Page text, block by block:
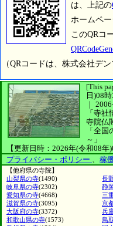
は、上記の
ホームペー
このQRコ
（QRコードは、株式会社デ
[This
日)08
｜
「寺社
寺院仏
「全
～」
【更新日時：2026年(令和08
プライバシー・ポリシー 、 稼
【他府県の寺院】
山梨県の寺(1490) 長
岐阜県の寺(2302) 静
愛知県の寺(4668) 三
滋賀県の寺(3095) 京
大阪府の寺(3372) 兵
和歌山県の寺(1573) 鳥